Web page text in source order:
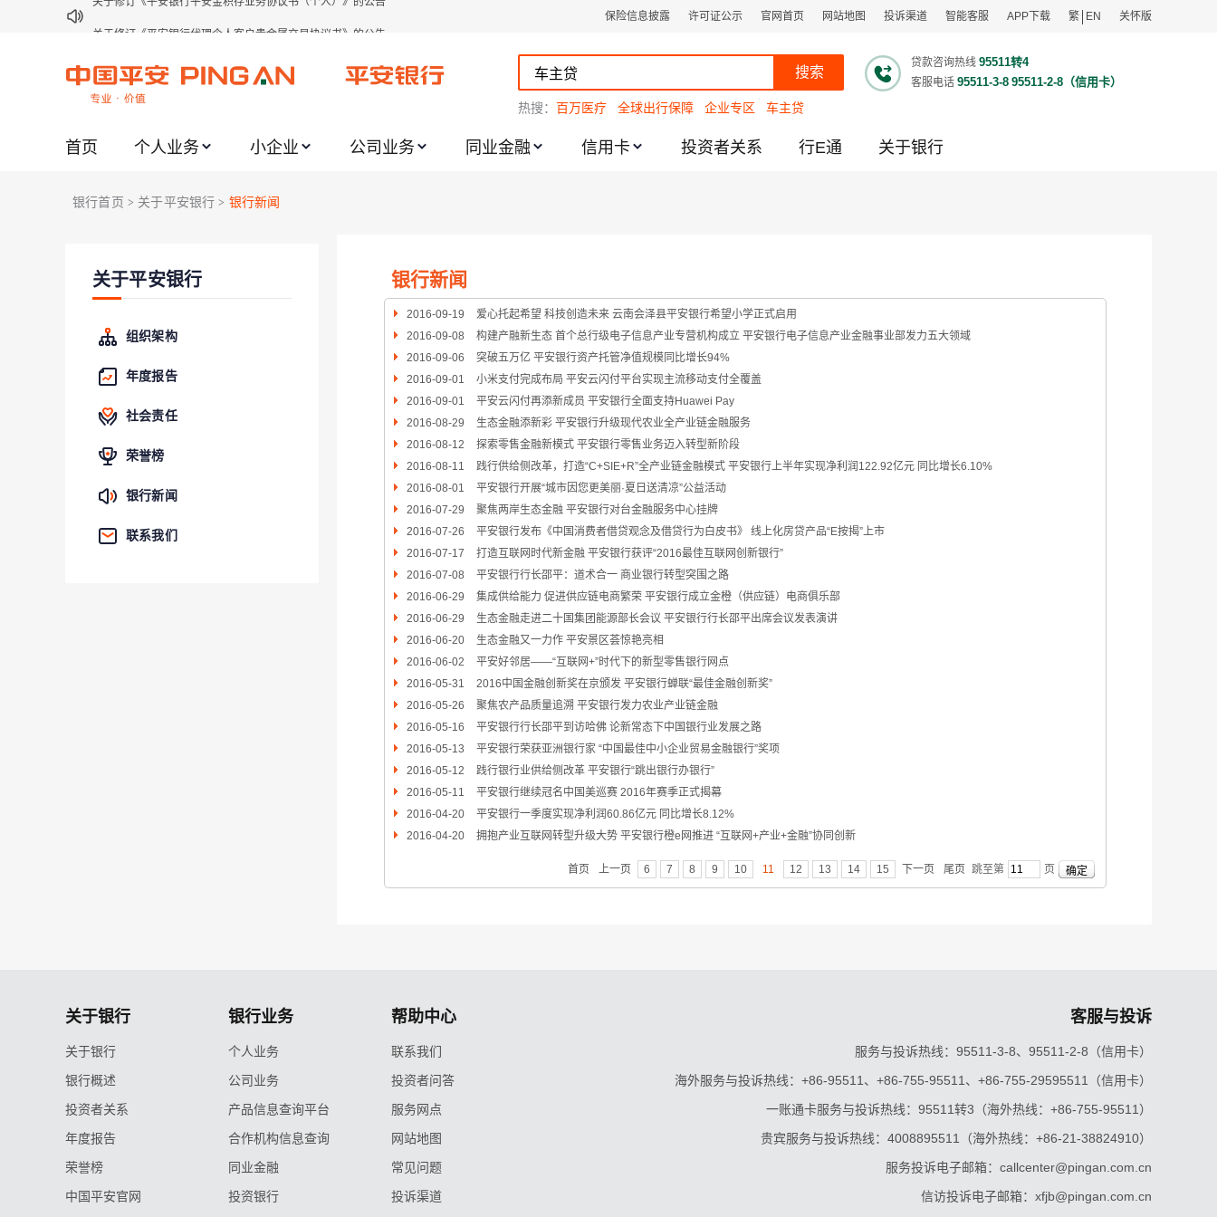
关于我行聚金宝交易软件升级更新的通知
关于2020年端午节期间上金所代理业务调整合约保证金比例和涨跌幅度限制的通知
关于加强代理贵金属业务风险防范的提示
关于调整存量首套住房贷款利率的公告
保险信息披露 许可证公示 官网首页 网站地图 投诉渠道 智能客服 APP下载 繁 EN 关怀版
搜索
贷款咨询热线 95511转4
客服电话 95511-3-8 95511-2-8（信用卡）
热搜： 百万医疗 全球出行保障 企业专区 车主贷
首页 个人业务 小企业 公司业务 同业金融 信用卡 投资者关系 行E通 关于银行
银行首页 > 关于平安银行 > 银行新闻
关于平安银行
组织架构
年度报告
社会责任
荣誉榜
银行新闻
联系我们
银行新闻
2016-09-19
爱心托起希望 科技创造未来 云南会泽县平安银行希望小学正式启用
2016-09-08
构建产融新生态 首个总行级电子信息产业专营机构成立 平安银行电子信息产业金融事业部发力五大领域
2016-09-06
突破五万亿 平安银行资产托管净值规模同比增长94%
2016-09-01
小米支付完成布局 平安云闪付平台实现主流移动支付全覆盖
2016-09-01
平安云闪付再添新成员 平安银行全面支持Huawei Pay
2016-08-29
生态金融添新彩 平安银行升级现代农业全产业链金融服务
2016-08-12
探索零售金融新模式 平安银行零售业务迈入转型新阶段
2016-08-11
践行供给侧改革，打造“C+SIE+R”全产业链金融模式 平安银行上半年实现净利润122.92亿元 同比增长6.10%
2016-08-01
平安银行开展“城市因您更美丽·夏日送清凉”公益活动
2016-07-29
聚焦两岸生态金融 平安银行对台金融服务中心挂牌
2016-07-26
平安银行发布《中国消费者借贷观念及借贷行为白皮书》 线上化房贷产品“E按揭”上市
2016-07-17
打造互联网时代新金融 平安银行获评“2016最佳互联网创新银行”
2016-07-08
平安银行行长邵平：道术合一 商业银行转型突围之路
2016-06-29
集成供给能力 促进供应链电商繁荣 平安银行成立金橙（供应链）电商俱乐部
2016-06-29
生态金融走进二十国集团能源部长会议 平安银行行长邵平出席会议发表演讲
2016-06-20
生态金融又一力作 平安景区荟惊艳亮相
2016-06-02
平安好邻居——“互联网+”时代下的新型零售银行网点
2016-05-31
2016中国金融创新奖在京颁发 平安银行蝉联“最佳金融创新奖”
2016-05-26
聚焦农产品质量追溯 平安银行发力农业产业链金融
2016-05-16
平安银行行长邵平到访哈佛 论新常态下中国银行业发展之路
2016-05-13
平安银行荣获亚洲银行家 “中国最佳中小企业贸易金融银行”奖项
2016-05-12
践行银行业供给侧改革 平安银行“跳出银行办银行”
2016-05-11
平安银行继续冠名中国美巡赛 2016年赛季正式揭幕
2016-04-20
平安银行一季度实现净利润60.86亿元 同比增长8.12%
2016-04-20
拥抱产业互联网转型升级大势 平安银行橙e网推进 “互联网+产业+金融”协同创新
首页 上一页 6 7 8 9 10 11 12 13 14 15 下一页 尾页 跳至第 页
关于银行
关于银行
银行概述
投资者关系
年度报告
荣誉榜
中国平安官网
银行业务
个人业务
公司业务
产品信息查询平台
合作机构信息查询
同业金融
投资银行
帮助中心
联系我们
投资者问答
服务网点
网站地图
常见问题
投诉渠道
客服与投诉
服务与投诉热线：95511-3-8、95511-2-8（信用卡）
海外服务与投诉热线：+86-95511、+86-755-95511、+86-755-29595511（信用卡）
一账通卡服务与投诉热线：95511转3（海外热线：+86-755-95511）
贵宾服务与投诉热线：4008895511（海外热线：+86-21-38824910）
服务投诉电子邮箱：callcenter@pingan.com.cn
信访投诉电子邮箱：xfjb@pingan.com.cn